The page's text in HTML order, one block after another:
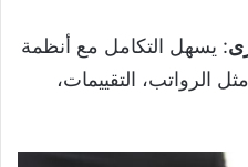
: يسهل التكامل مع أنظمة
الرواتب، التقييمات،